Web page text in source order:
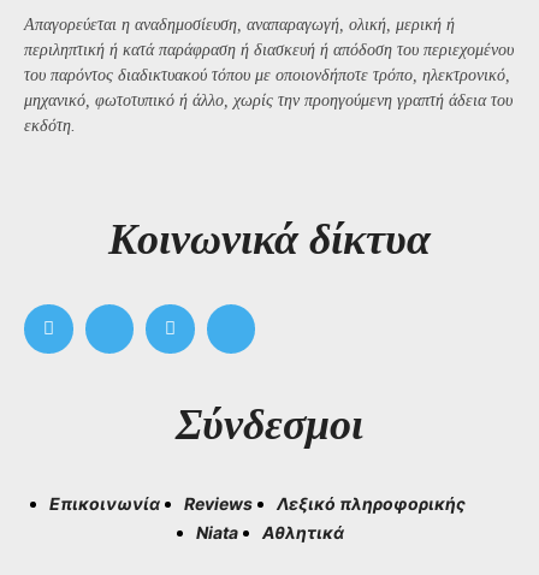
Απαγορεύεται η αναδημοσίευση, αναπαραγωγή, ολική, μερική ή
περιληπτική ή κατά παράφραση ή διασκευή ή απόδοση του περιεχομένου
του παρόντος διαδικτυακού τόπου με οποιονδήποτε τρόπο, ηλεκτρονικό,
μηχανικό, φωτοτυπικό ή άλλο, χωρίς την προηγούμενη γραπτή άδεια του
εκδότη.
Kοινωνικά δίκτυα
Σύνδεσμοι
Επικοινωνία Reviews
Λεξικό πληροφορικής
Niata
Αθλητικά